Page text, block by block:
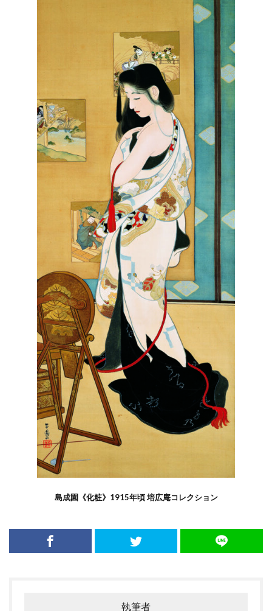
島成園《化粧》1915年頃 培広庵コレクション
執筆者